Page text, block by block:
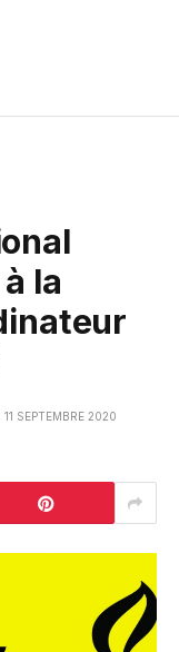
la
11 SEPTEMBRE 2020